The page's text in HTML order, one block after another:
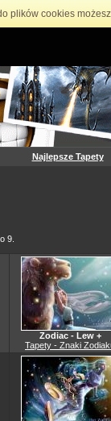
plików cookies
Najlepsze Tapety
9.
Zodiac - Lew +
Tapety - Znaki